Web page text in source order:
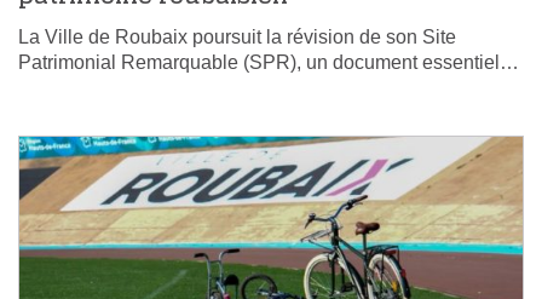
La Ville de Roubaix poursuit la révision de son Site
Patrimonial Remarquable (SPR), un document essentiel…